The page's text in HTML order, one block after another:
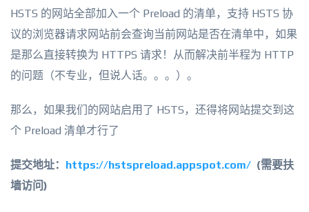
HSTS 的网站全部加入一个 Preload 的清单，支持 HSTS 协
议的浏览器请求网站前会查询当前网站是否在清单中，如果
是那么直接转换为 HTTPS 请求！从而解决前半程为 HTTP
的问题（不专业，但说人话。。。）。
那么，如果我们的网站启用了 HSTS，还得将网站提交到这
个 Preload 清单才行了
提交地址： https://hstspreload.appspot.com/ (需要扶
墙访问)